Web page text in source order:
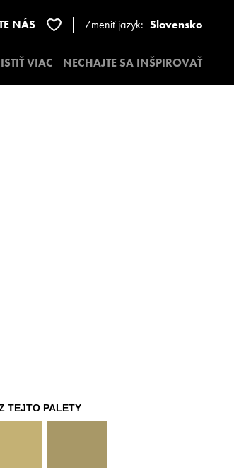
NÁS Zmeniť jazyk: Slovensko
VIAC NECHAJTE SA INŠPIROVAŤ
TEJTO PALETY